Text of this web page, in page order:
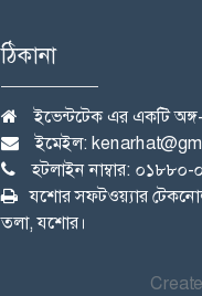
ঠিকানা
ইভেন্টটেক এর একটি অঙ্গ-
ইমেইল:
হটলাইন নাম্বার:
যশোর সফটওয়্যার
তলা, যশোর।